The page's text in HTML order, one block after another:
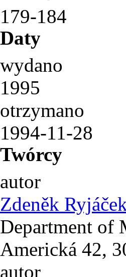
179-184
Daty
wydano
1995
otrzymano
1994-11-28
Twórcy
autor
Zdeněk
Department of
Americká 42,
autor